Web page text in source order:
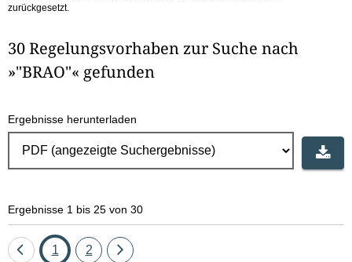
zurückgesetzt.
30 Regelungsvorhaben zur Suche nach
»"BRAO"« gefunden
Ergebnisse herunterladen
Ergebnisse 1 bis 25 von 30
EineSeite
1 Seite
2
Eine